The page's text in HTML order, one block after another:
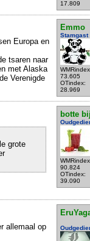
17.809
Emmo
Stamgast
73.605
OTindex:
28.969
Europa en
tsaren naar
met Alaska
Verenigde
botte
90.824
OTindex:
39.090
grote
allemaal op